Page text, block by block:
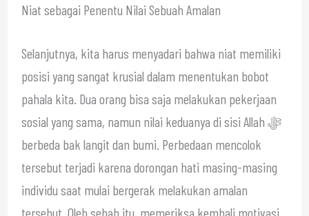
Niat sebagai Penentu Nilai Sebuah Amalan
Selanjutnya, kita harus menyadari bahwa niat memiliki
posisi yang sangat krusial dalam menentukan bobot
pahala kita. Dua orang bisa saja melakukan pekerjaan
sosial yang sama, namun nilai keduanya di sisi Allah ﷻ
berbeda bak langit dan bumi. Perbedaan mencolok
tersebut terjadi karena dorongan hati masing-masing
individu saat mulai bergerak melakukan amalan
tersebut. Oleh sebab itu, memeriksa kembali motivasi